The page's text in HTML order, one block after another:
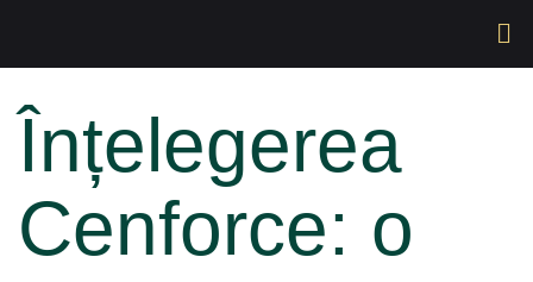
Înțelegerea
Cenforce: o